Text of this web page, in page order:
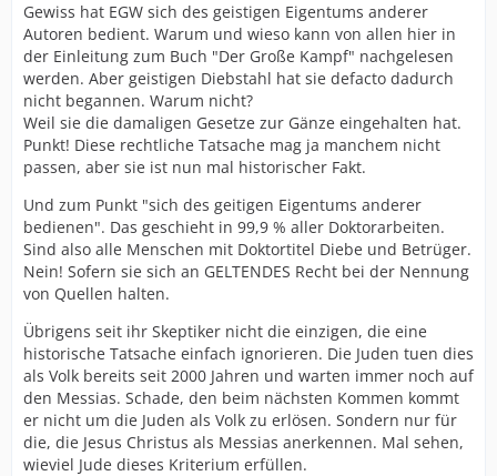
Gewiss hat EGW sich des geistigen Eigentums anderer
Autoren bedient. Warum und wieso kann von allen hier in
der Einleitung zum Buch "Der Große Kampf" nachgelesen
werden. Aber geistigen Diebstahl hat sie defacto dadurch
nicht begannen. Warum nicht?
Weil sie die damaligen Gesetze zur Gänze eingehalten hat.
Punkt! Diese rechtliche Tatsache mag ja manchem nicht
passen, aber sie ist nun mal historischer Fakt.
Und zum Punkt "sich des geitigen Eigentums anderer
bedienen". Das geschieht in 99,9 % aller Doktorarbeiten.
Sind also alle Menschen mit Doktortitel Diebe und Betrüger.
Nein! Sofern sie sich an GELTENDES Recht bei der Nennung
von Quellen halten.
Übrigens seit ihr Skeptiker nicht die einzigen, die eine
historische Tatsache einfach ignorieren. Die Juden tuen dies
als Volk bereits seit 2000 Jahren und warten immer noch auf
den Messias. Schade, den beim nächsten Kommen kommt
er nicht um die Juden als Volk zu erlösen. Sondern nur für
die, die Jesus Christus als Messias anerkennen. Mal sehen,
wieviel Jude dieses Kriterium erfüllen.